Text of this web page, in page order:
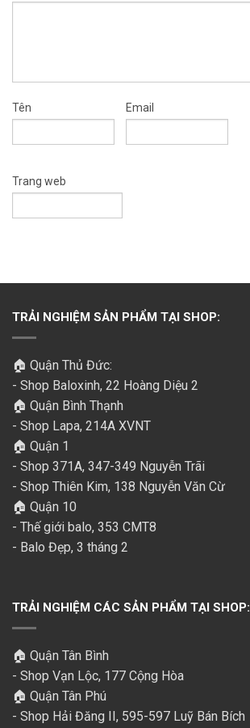
Tên Email
Trang web
TRẢI NGHIỆM SẢN PHẨM TẠI SHOP:
🏠 Quận Thủ Đức:
- Shop Baloxinh, 22 Hoàng Diệu 2
🏠 Quận Bình Thạnh
- Shop Lapa, 214A XVNT
🏠 Quận 1
- Shop 371A, 347-349 Nguyễn Trãi
- Shop Thiên Kim, 138 Nguyễn Văn Cừ
🏠 Quận 10
- Thế giới balo, 353 CMT8
- Balo Đẹp, 3 tháng 2
TRẢI NGHIỆM CÁC SẢN PHẨM TẠI SHOP:
🏠 Quận Tân Bình
- Shop Vạn Lộc, 177 Cộng Hòa
🏠 Quận Tân Phú
- Shop Hải Đăng II, 595-597 Luỹ Bán Bích